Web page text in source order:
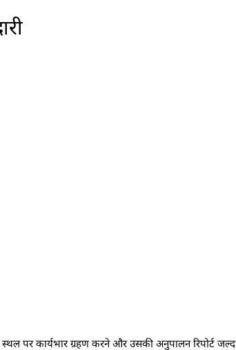
पर कार्यभार ग्रहण करने और उसकी अनुपालन रिपोर्ट जल्द